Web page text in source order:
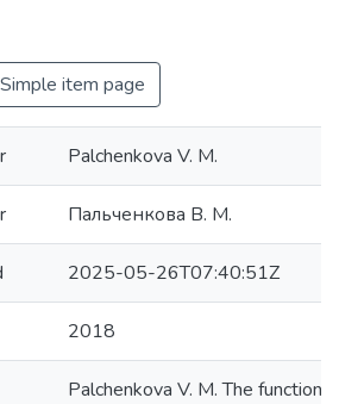
Simple item page
Palchenkova V. M.
Пальченкова В. М.
2025-05-26T07:40:51Z
2018
Palchenkova V. M. The